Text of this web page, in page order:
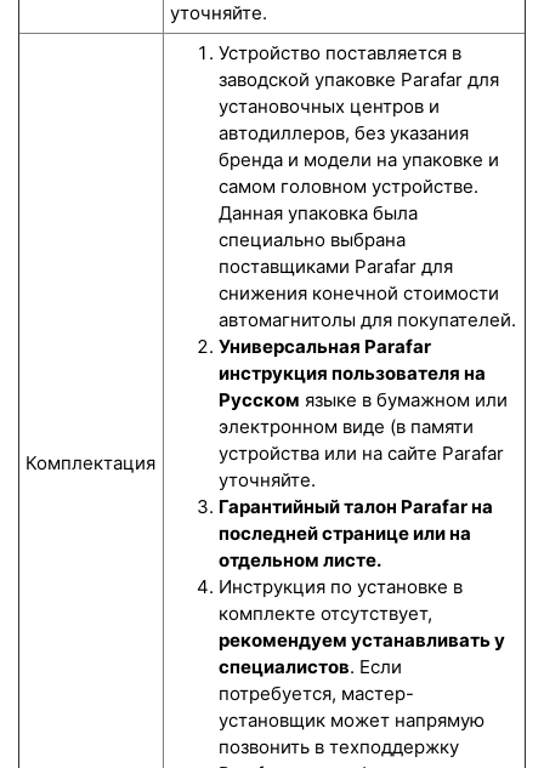
уточняйте.
Комплектация
Устройство поставляется в
заводской упаковке Parafar для
установочных центров и
автодиллеров, без указания
бренда и модели на упаковке и
самом головном устройстве.
Данная упаковка была
специально выбрана
поставщиками Parafar для
снижения конечной стоимости
автомагнитолы для покупателей.
Универсальная Parafar
инструкция пользователя на
Русском языке в бумажном или
электронном виде (в памяти
устройства или на сайте Parafar
уточняйте.
Гарантийный талон Parafar на
последней странице или на
отдельном листе.
Инструкция по установке в
комплекте отсутствует,
рекомендуем устанавливать у
специалистов. Если
потребуется, мастер-
установщик может напрямую
позвонить в техподдержку